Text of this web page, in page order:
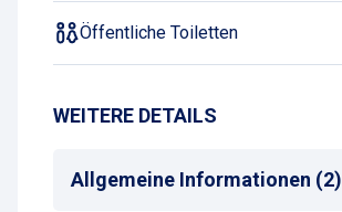
Öffentliche Toiletten
WEITERE DETAILS
Allgemeine Informationen (2)